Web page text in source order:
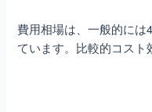
費用相場は、一般的には
ています。比較的コスト